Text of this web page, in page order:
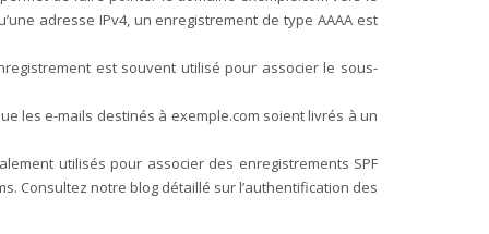
adresse IPv4, un enregistrement de type AAAA est
est souvent utilisé pour associer le sous-
les e-mails destinés à exemple.com soient livrés à un
utilisés pour associer des enregistrements SPF
Consultez notre blog détaillé sur l’authentification des